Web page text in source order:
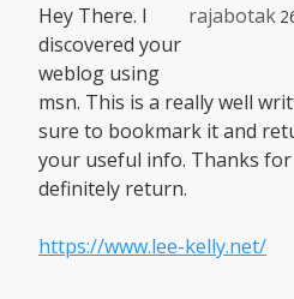
rajabotak
Hey There. I
discovered your
weblog using
msn. This is a really well
sure to bookmark it and
your useful info. Thanks
definitely return.
https://www.lee-kelly.net/